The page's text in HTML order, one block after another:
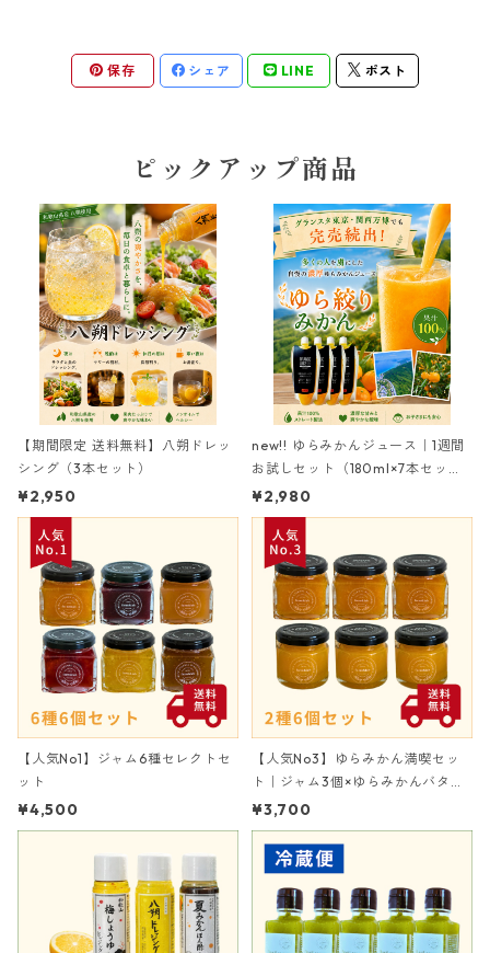
保存 シェア LINE ポスト
ピックアップ商品
【期間限定 送料無料】八朔ドレッ
シング（3本セット）
¥2,950
new!! ゆらみかんジュース｜1週間
お試しセット（180ml×7本セッ
ト）
¥2,980
【人気No1】ジャム6種セレクトセ
ット
¥4,500
【人気No3】ゆらみかん満喫セッ
ト｜ジャム3個×ゆらみかんバター
3個
¥3,700